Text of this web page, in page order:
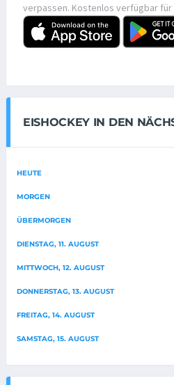
verpassen. Kostenlos verfügbar für
EISHOCKEY IN DEN
HEUTE
MORGEN
ÜBERMORGEN
DIENSTAG, 11. AUGUST
MITTWOCH, 12. AUGUST
DONNERSTAG, 13. AUGUST
FREITAG, 14. AUGUST
SAMSTAG, 15. AUGUST